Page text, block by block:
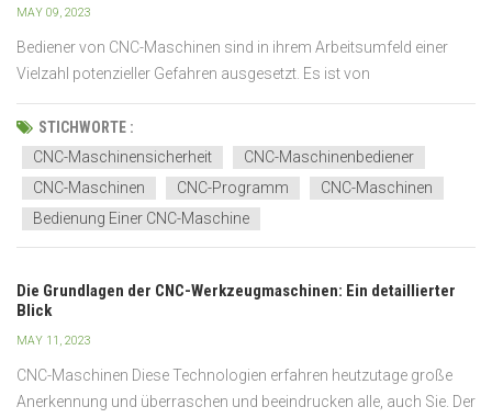
MAY 09, 2023
Bediener von CNC-Maschinen sind in ihrem Arbeitsumfeld einer
Vielzahl potenzieller Gefahren ausgesetzt. Es ist von
entscheidender Bedeutung, die Best Practices für die Sicherheit von
CNC-Maschinen einzuhalten, um Unfälle zu verhindern und
Bediener zu schützen. Der erste Schritt zur Sicherstellu...
STICHWORTE :
CNC-Maschinensicherheit
CNC-Maschinenbediener
CNC-Maschinen
CNC-Programm
CNC-Maschinen
Bedienung Einer CNC-Maschine
Die Grundlagen der CNC-Werkzeugmaschinen: Ein detaillierter
Blick
MAY 11, 2023
CNC-Maschinen Diese Technologien erfahren heutzutage große
Anerkennung und überraschen und beeindrucken alle, auch Sie. Der